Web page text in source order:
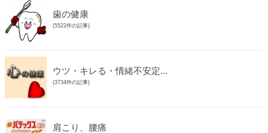
歯の健康
(5522件の記事)
ウツ・キレる・情緒不安定...
(3734件の記事)
肩こり、腰痛